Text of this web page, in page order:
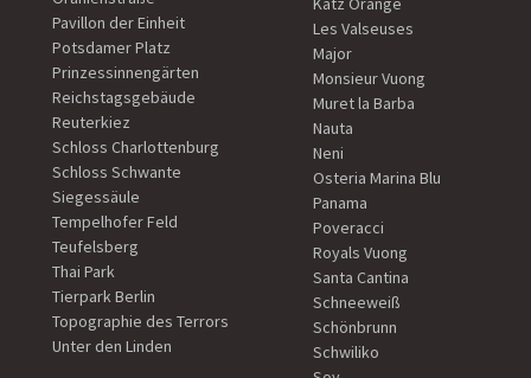
Pavillon der Einheit
Potsdamer Platz
Prinzessinnengärten
Reichstagsgebäude
Reuterkiez
Schloss Charlottenburg
Schloss Schwante
Siegessäule
Tempelhofer Feld
Teufelsberg
Thai Park
Tierpark Berlin
Topographie des Terrors
Unter den Linden
Les Valseuses
Major
Monsieur Vuong
Muret la Barba
Nauta
Neni
Osteria Marina Blu
Panama
Poveracci
Royals Vuong
Santa Cantina
Schneeweiß
Schönbrunn
Schwiliko